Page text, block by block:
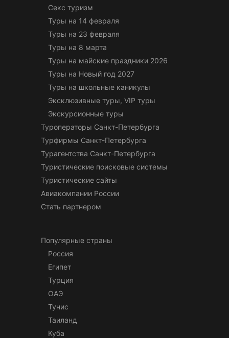
Секс туризм
Туры на 14 февраля
Туры на 23 февраля
Туры на 8 марта
Туры на майские праздники 2026
Туры на Новый год 2027
Туры на школьные каникулы
Эксклюзивные туры, VIP туры
Экскурсионные туры
Туроператоры Санкт-Петербурга
Турфирмы Санкт-Петербурга
Турагентства Санкт-Петербурга
Туристические поисковые системы
Туристические сайты
Авиакомпании России
Стать партнером
Популярные страны
Россия
Египет
Турция
ОАЭ
Тунис
Таиланд
Куба